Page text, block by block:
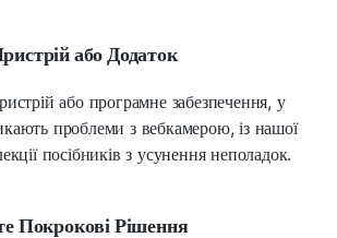
або Додаток
або програмне забезпечення, у
проблеми з вебкамерою, із нашої
посібників з усунення неполадок.
Покрокові Рішення